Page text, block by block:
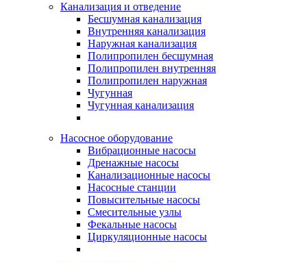
Канализация и отведение
Бесшумная канализация
Внутренняя канализация
Наружная канализация
Полипропилен бесшумная
Полипропилен внутренняя
Полипропилен наружная
Чугунная
Чугунная канализация
Насосное оборудование
Вибрационные насосы
Дренажные насосы
Канализационные насосы
Насосные станции
Повысительные насосы
Смесительные узлы
Фекальные насосы
Циркуляционные насосы